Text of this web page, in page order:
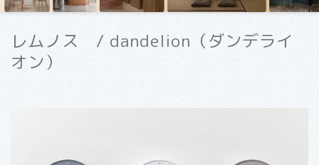
レムノス / dandelion（ダンデライ
オン）